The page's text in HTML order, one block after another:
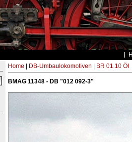
Home DB-Umbaulokomotiven BR 01.10 Öl
BMAG 11348 - DB "012 092-3"